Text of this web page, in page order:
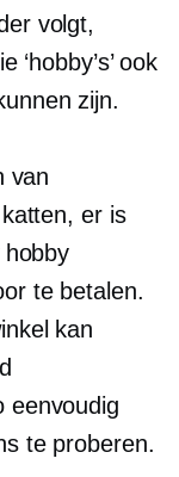
volgt,
ook
zijn.
van
er is
hobby
te betalen.
kan
eenvoudig
te proberen.